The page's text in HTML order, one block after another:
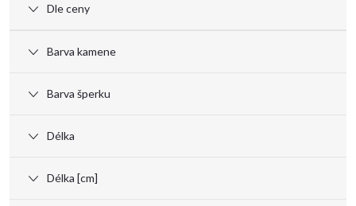
Dle ceny
Barva kamene
Barva šperku
Délka
Délka [cm]